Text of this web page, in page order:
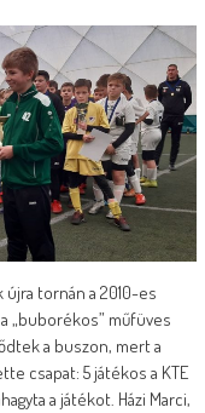
tornán a 2010-es
„buborékos” műfüves
a buszon, mert a
csapat: 5 játékos a KTE
a játékot. Házi Marci,